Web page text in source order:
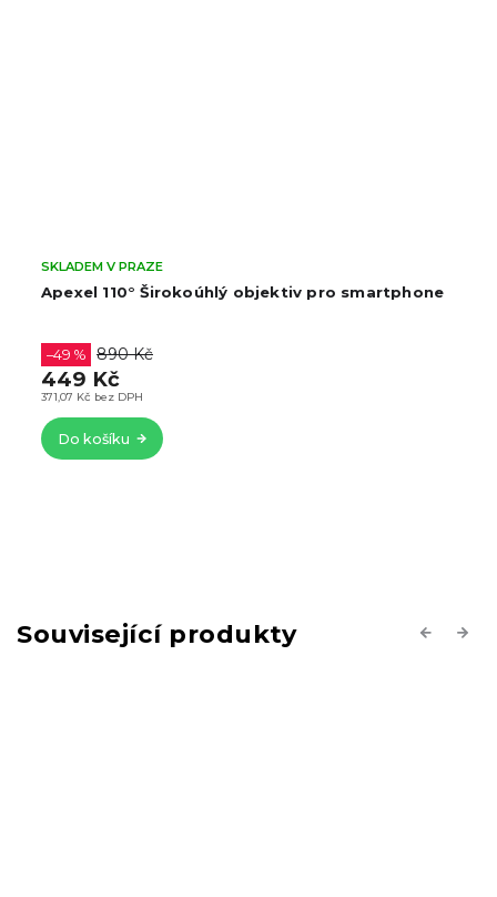
Apexel 110° Širokoúhlý objektiv pro smartphone
SKLADEM V PRAZE
371,07 Kč bez DPH
–49 % 890 Kč
449 Kč
Do košíku
Související produkty Previous
Next